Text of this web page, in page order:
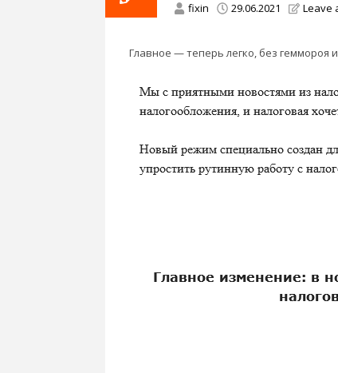
fixin 29.06.2021 Leave
Главное — теперь легко, без геммороя